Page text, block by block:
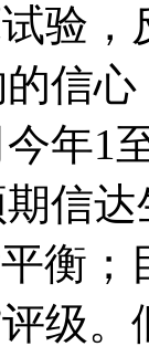
验
信
年1
信
衡；
级